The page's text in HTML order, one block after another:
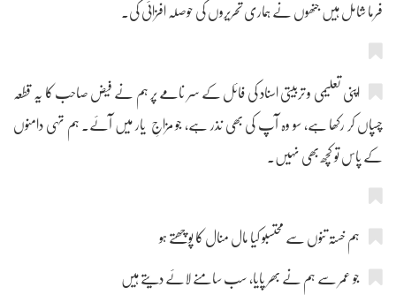
فرما شامل ہیں جنھوں نے ہماری تحریروں کی حوصلہ افزائی کی۔
اپنی تعلیمی و تربیتی اسناد کی فائل کے سر نامے پر ہم نے فیض صاحب کا یہ قطعہ
چسپاں کر رکھا ہے، سو وہ آپ کی بھی نذر ہے، جو مزاجِ یار میں آئے۔ ہم تہی دامنوں
کے پاس تو کچھ بھی نہیں۔
ہم خستہ تنوں سے محتسبو کیا مال منال کا پوچھتے ہو
جو عمر سے ہم نے بھر پایا، سب سامنے لائے دیتے ہیں